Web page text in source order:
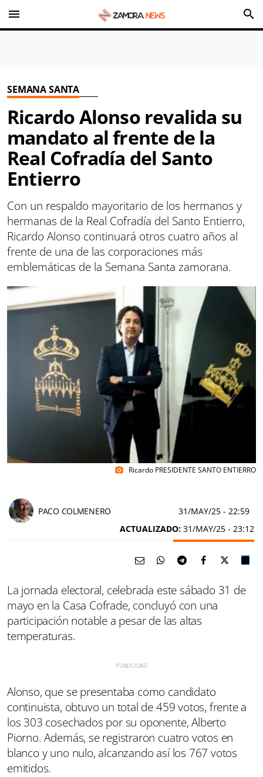
menu search
SEMANA SANTA
Ricardo Alonso revalida su
mandato al frente de la
Real Cofradía del Santo
Entierro
Con un respaldo mayoritario de los hermanos y
hermanas de la Real Cofradía del Santo Entierro,
Ricardo Alonso continuará otros cuatro años al
frente de una de las corporaciones más
emblemáticas de la Semana Santa zamorana.
photo_camera Ricardo PRESIDENTE SANTO ENTIERRO
PACO COLMENERO 31/MAY/25 - 22:59
ACTUALIZADO: 31/MAY/25 - 23:12
La jornada electoral, celebrada este sábado 31 de
mayo en la Casa Cofrade, concluyó con una
participación notable a pesar de las altas
temperaturas.
Alonso, que se presentaba como candidato
continuista, obtuvo un total de 459 votos, frente a
los 303 cosechados por su oponente, Alberto
Piorno. Además, se registraron cuatro votos en
blanco y uno nulo, alcanzando así los 767 votos
emitidos.